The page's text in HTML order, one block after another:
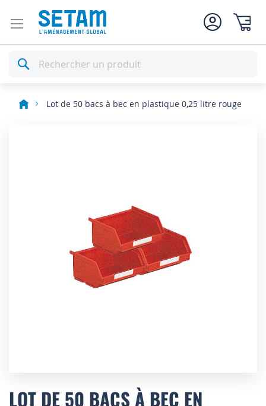
Rechercher
Lot de 50 bacs à bec en plastique 0,25 litre rouge
to
the
LOT DE 50 BACS À BEC EN